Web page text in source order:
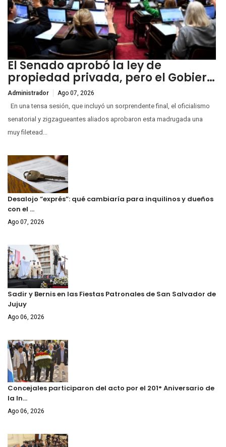
El Senado aprobó la ley de
propiedad privada, pero el Gobier…
Administrador Ago 07, 2026
En una tensa sesión, que incluyó un sorprendente final, el oficialismo
senatorial y zigzagueantes aliados aprobaron esta madrugada una
muy filetead...
Desalojo “exprés”: qué cambiaría para inquilinos y dueños
con el …
Ago 07, 2026
Sadir y Bernis en las Fiestas Patronales de San Salvador de
Jujuy
Ago 06, 2026
Concejales participaron del acto por el 201° Aniversario de
la In…
Ago 06, 2026